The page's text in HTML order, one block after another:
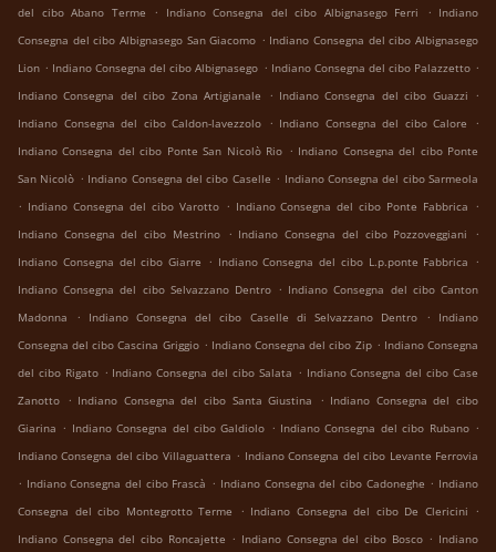
del cibo Abano Terme
. Indiano Consegna del cibo Albignasego Ferri . Indiano
Consegna del cibo Albignasego San Giacomo . Indiano Consegna del cibo Albignasego
Lion . Indiano Consegna del cibo Albignasego . Indiano Consegna del cibo Palazzetto .
Indiano Consegna del cibo Zona Artigianale
. Indiano Consegna del cibo Guazzi .
Indiano Consegna del cibo Caldon-lavezzolo . Indiano Consegna del cibo Calore
.
Indiano Consegna del cibo Ponte San Nicolò Rio . Indiano Consegna del cibo Ponte
San Nicolò . Indiano Consegna del cibo Caselle . Indiano Consegna del cibo Sarmeola
. Indiano Consegna del cibo Varotto . Indiano Consegna del cibo Ponte Fabbrica .
Indiano Consegna del cibo Mestrino . Indiano Consegna del cibo Pozzoveggiani
.
Indiano Consegna del cibo Giarre . Indiano Consegna del cibo L.p.ponte Fabbrica .
Indiano Consegna del cibo Selvazzano Dentro . Indiano Consegna del cibo Canton
Madonna
. Indiano Consegna del cibo Caselle di Selvazzano Dentro .
Indiano
Consegna del cibo Cascina Griggio . Indiano Consegna del cibo Zip . Indiano Consegna
del cibo Rigato . Indiano Consegna del cibo Salata . Indiano Consegna del cibo Case
Zanotto . Indiano Consegna del cibo Santa Giustina . Indiano Consegna del cibo
Giarina . Indiano Consegna del cibo Galdiolo . Indiano Consegna del cibo Rubano .
Indiano Consegna del cibo Villaguattera . Indiano Consegna del cibo Levante Ferrovia
. Indiano Consegna del cibo Frascà . Indiano Consegna del cibo Cadoneghe . Indiano
Consegna del cibo Montegrotto Terme
. Indiano Consegna del cibo De Clericini .
Indiano Consegna del cibo Roncajette . Indiano Consegna del cibo Bosco . Indiano